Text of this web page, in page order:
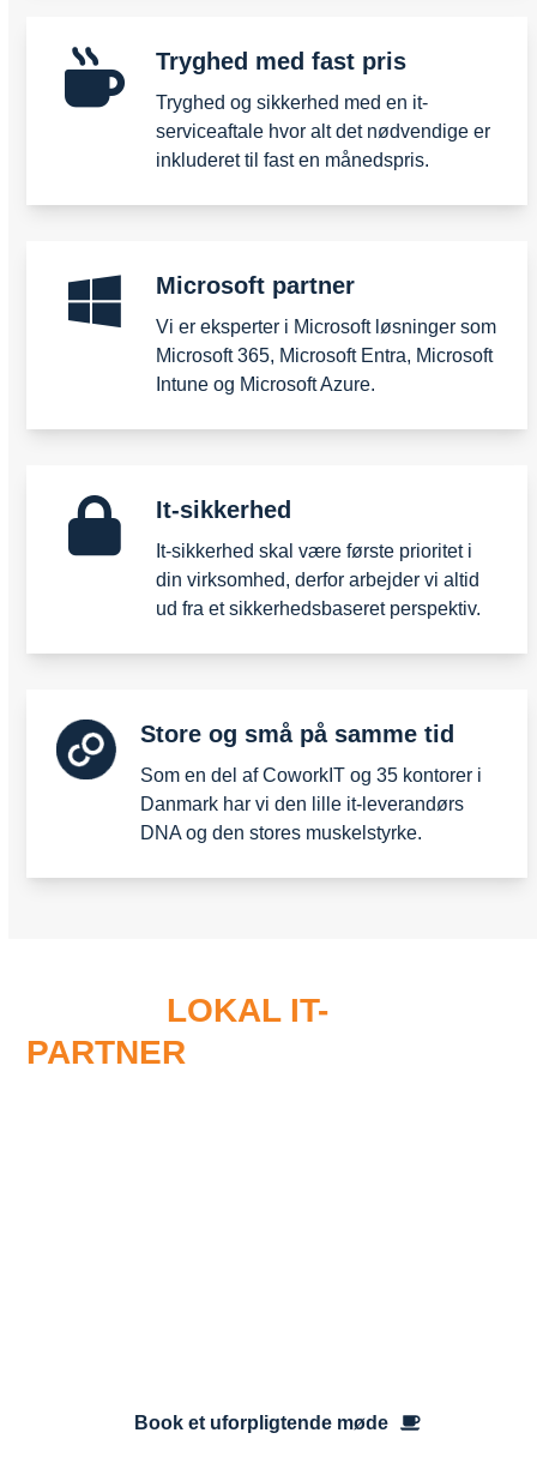
Tryghed med fast pris
Tryghed og sikkerhed med en it-
serviceaftale hvor alt det nødvendige er
inkluderet til fast en månedspris.
Microsoft partner
Vi er eksperter i Microsoft løsninger som
Microsoft 365, Microsoft Entra, Microsoft
Intune og Microsoft Azure.
It-sikkerhed
It-sikkerhed skal være første prioritet i
din virksomhed, derfor arbejder vi altid
ud fra et sikkerhedsbaseret perspektiv.
Store og små på samme tid
Som en del af CoworkIT og 35 kontorer i
Danmark har vi den lille it-leverandørs
DNA og den stores muskelstyrke.
LOKAL IT-
PARTNER
Book et uforpligtende møde